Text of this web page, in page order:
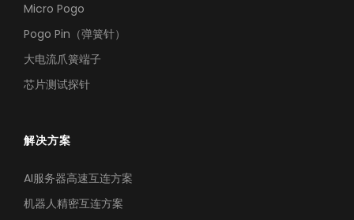
Micro Pogo
Pogo Pin（弹簧针）
大电流爪簧端子
芯片测试探针
解决方案
AI服务器高速互连方案
机器人精密互连方案